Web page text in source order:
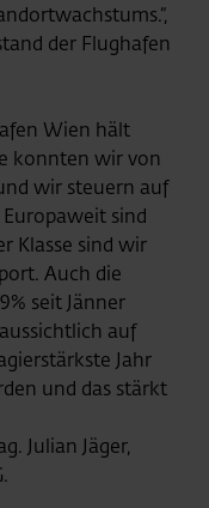
der Flughafen
Wien hält
konnten wir von
wir steuern auf
sind
Klasse sind wir
Auch die
seit Jänner
auf
Jahr
und das stärkt
Julian Jäger,